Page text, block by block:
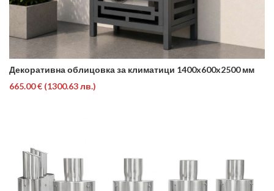
Декоративна облицовка за климатици 1400x600x2500 мм
665.00 € (1300.63 лв.)